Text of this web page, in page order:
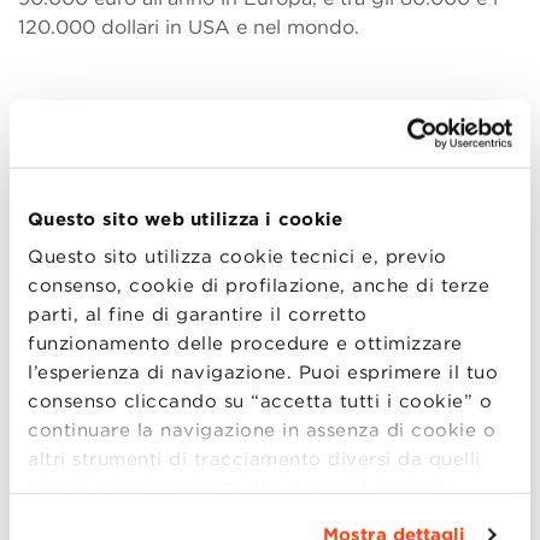
Questo sito web utilizza i cookie
Questo sito utilizza cookie tecnici e, previo
consenso, cookie di profilazione, anche di terze
parti, al fine di garantire il corretto
funzionamento delle procedure e ottimizzare
l’esperienza di navigazione. Puoi esprimere il tuo
consenso cliccando su “accetta tutti i cookie” o
continuare la navigazione in assenza di cookie o
altri strumenti di tracciamento diversi da quelli
tecnici semplicemente chiudendo il presente
Mostra dettagli
120.000 dollari in USA e nel mondo.
Il Marketing Manager in un’azienda certificata B Corp
elevati standard di performance sociale e ambientale,
di trasparenza e di responsabilità) ha un profilo
simile a quello di un Marketing Manager tradizionale,
ma con un focus particolare sulla comunicazione dei
valori sociali e ambientali dell’azienda.
Sviluppa strategie marketing a lungo termine per
aumentare la visibilità, mantenendo l’allineamento
con i valori B Corp; comunica la coerenza aziendale